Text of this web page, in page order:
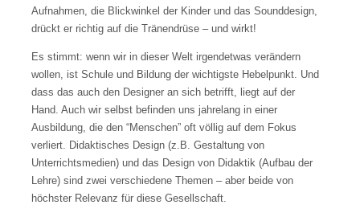
Aufnahmen, die Blickwinkel der Kinder und das Sounddesign,
drückt er richtig auf die Tränendrüse – und wirkt!
Es stimmt: wenn wir in dieser Welt irgendetwas verändern
wollen, ist Schule und Bildung der wichtigste Hebelpunkt. Und
dass das auch den Designer an sich betrifft, liegt auf der
Hand. Auch wir selbst befinden uns jahrelang in einer
Ausbildung, die den “Menschen” oft völlig auf dem Fokus
verliert. Didaktisches Design (z.B. Gestaltung von
Unterrichtsmedien) und das Design von Didaktik (Aufbau der
Lehre) sind zwei verschiedene Themen – aber beide von
höchster Relevanz für diese Gesellschaft.